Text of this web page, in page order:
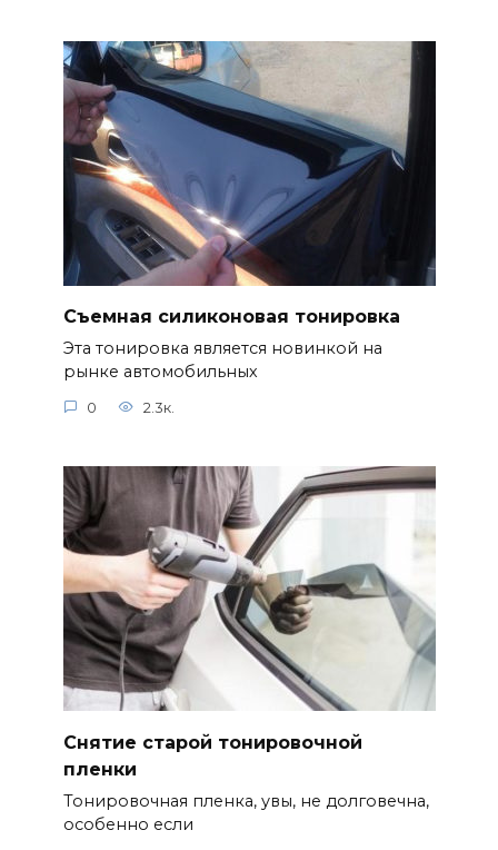
Съемная силиконовая тонировка
Эта тонировка является новинкой на
рынке автомобильных
0 2.3к.
Снятие старой тонировочной
пленки
Тонировочная пленка, увы, не долговечна,
особенно если